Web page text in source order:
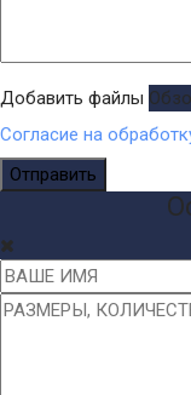
Добавить файлы
Согласие на
Отправить